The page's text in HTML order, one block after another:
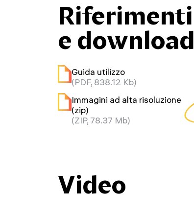
Riferimenti
e download
Guida utilizzo
(PDF, 838.12 Kb)
Immagini ad alta risoluzione
(zip)
(ZIP, 78.37 Mb)
Video